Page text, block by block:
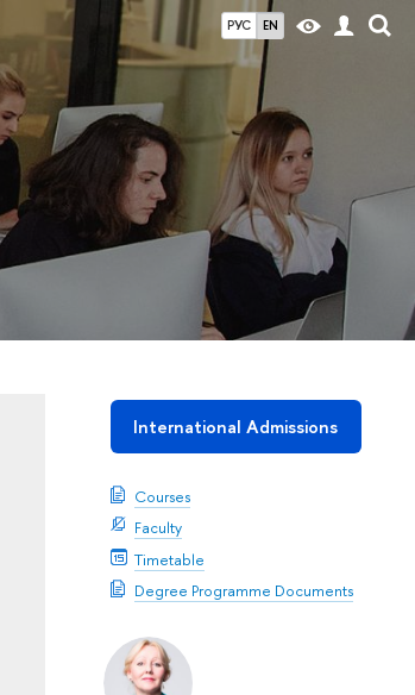
РУС EN
International Admissions
Courses
Faculty
Timetable
Degree Programme Documents